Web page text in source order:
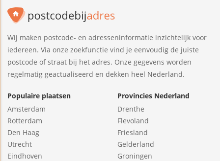
Wij maken postcode- en adresseninformatie inzichtelijk voor
iedereen. Via onze zoekfunctie vind je eenvoudig de juiste
postcode of straat bij het adres. Onze gegevens worden
regelmatig geactualiseerd en dekken heel Nederland.
Populaire plaatsen
Amsterdam
Rotterdam
Den Haag
Utrecht
Eindhoven
Provincies Nederland
Drenthe
Flevoland
Friesland
Gelderland
Groningen